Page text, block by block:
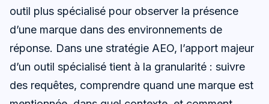
outil plus spécialisé pour observer la présence
d’une marque dans des environnements de
réponse. Dans une stratégie AEO, l’apport majeur
d’un outil spécialisé tient à la granularité : suivre
des requêtes, comprendre quand une marque est